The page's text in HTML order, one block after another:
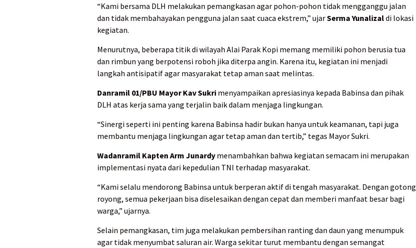
“Kami bersama DLH melakukan pemangkasan agar pohon-pohon tidak mengganggu jalan
dan tidak membahayakan pengguna jalan saat cuaca ekstrem,” ujarSerma Yunalizaldi lokasi
kegiatan.
Menurutnya, beberapa titik di wilayah Alai Parak Kopi memang memiliki pohon berusia tua
dan rimbun yang berpotensi roboh jika diterpa angin. Karena itu, kegiatan ini menjadi
langkah antisipatif agar masyarakat tetap aman saat melintas.
Danramil 01/PBU Mayor Kav Sukri menyampaikan apresiasinya kepada Babinsa dan pihak
DLH atas kerja sama yang terjalin baik dalam menjaga lingkungan.
“Sinergi seperti ini penting karena Babinsa hadir bukan hanya untuk keamanan, tapi juga
membantu menjaga lingkungan agar tetap aman dan tertib,” tegas Mayor Sukri.
Wadanramil Kapten Arm Junardy menambahkan bahwa kegiatan semacam ini merupakan
implementasi nyata dari kepedulian TNI terhadap masyarakat.
“Kami selalu mendorong Babinsa untuk berperan aktif di tengah masyarakat. Dengan gotong
royong, semua pekerjaan bisa diselesaikan dengan cepat dan memberi manfaat besar bagi
warga,” ujarnya.
Selain pemangkasan, tim juga melakukan pembersihan ranting dan daun yang menumpuk
agar tidak menyumbat saluran air. Warga sekitar turut membantu dengan semangat